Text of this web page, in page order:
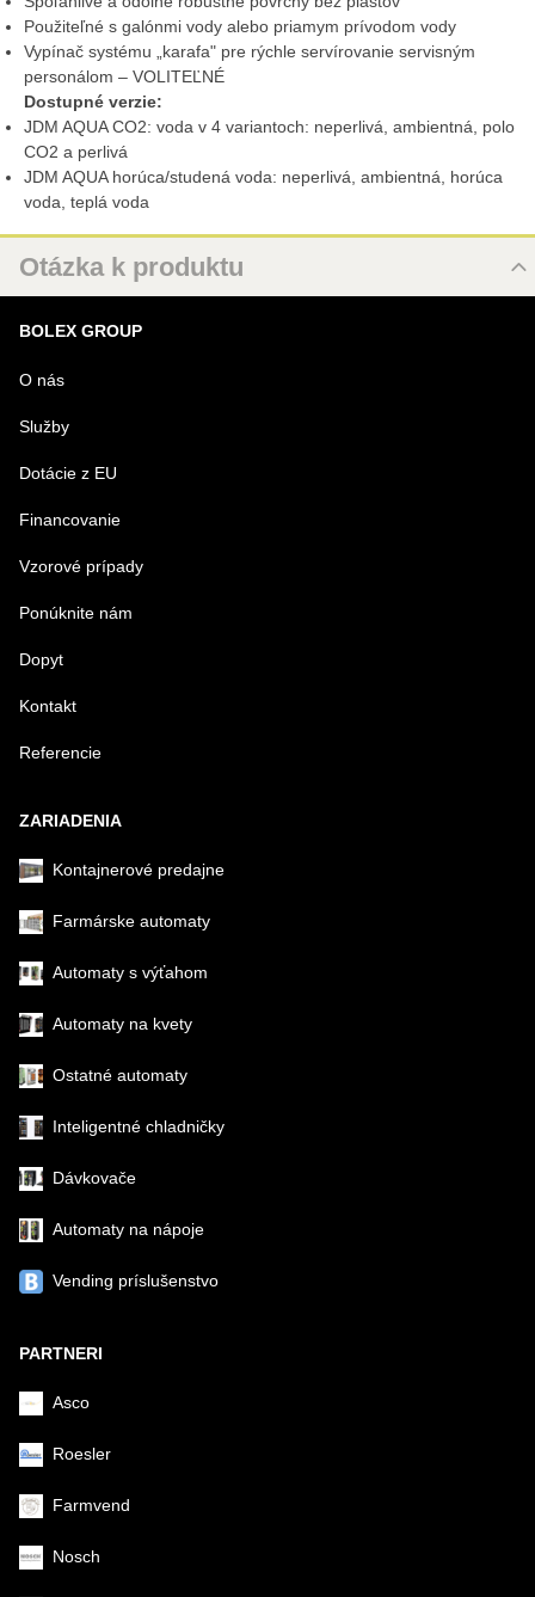
Použiteľné s galónmi vody alebo priamym prívodom vody
Vypínač systému „karafa" pre rýchle servírovanie servisným
personálom – VOLITEĽNÉ
Dostupné verzie:
JDM AQUA CO2: voda v 4 variantoch: neperlivá, ambientná, polo
CO2 a perlivá
JDM AQUA horúca/studená voda: neperlivá, ambientná, horúca
voda, teplá voda
Otázka k produktu
MENO
VÁŠ E-MAIL
VAŠA OTÁZKA K PRODUKTU
Odoslať
BOLEX GROUP
O nás
Služby
Dotácie z EU
Financovanie
Vzorové prípady
Ponúknite nám
Dopyt
Kontakt
Referencie
ZARIADENIA
Kontajnerové predajne
Farmárske automaty
Automaty s výťahom
Automaty na kvety
Ostatné automaty
Inteligentné chladničky
Dávkovače
Automaty na nápoje
Vending príslušenstvo
PARTNERI
Asco
Roesler
Farmvend
Nosch